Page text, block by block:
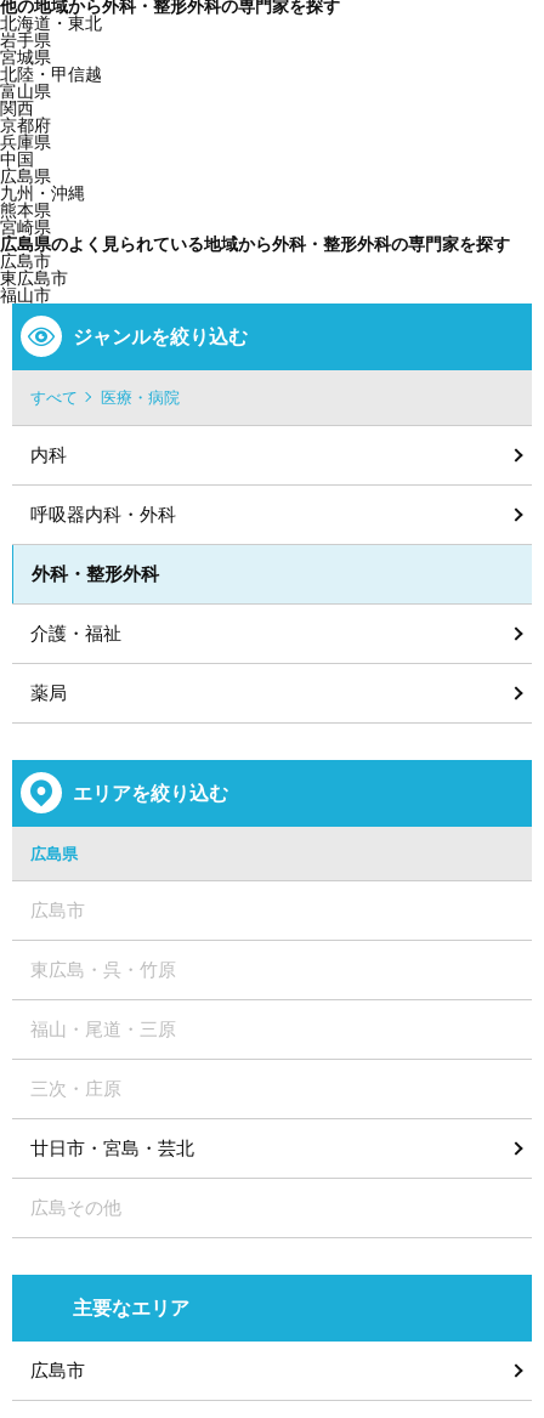
他の地域から外科・整形外科の専門家を探す
北海道・東北
岩手県
宮城県
北陸・甲信越
富山県
関西
京都府
兵庫県
中国
広島県
九州・沖縄
熊本県
宮崎県
広島県のよく見られている地域から外科・整形外科の専門家を探す
広島市
東広島市
福山市
ジャンルを絞り込む
すべて 医療・病院
内科
呼吸器内科・外科
外科・整形外科
介護・福祉
薬局
エリアを絞り込む
広島県
広島市
東広島・呉・竹原
福山・尾道・三原
三次・庄原
廿日市・宮島・芸北
広島その他
主要なエリア
広島市